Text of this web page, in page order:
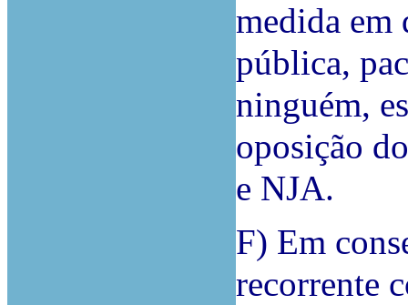
medida em
pública,
ninguém,
oposição
e NJA.
F) Em
recorrente